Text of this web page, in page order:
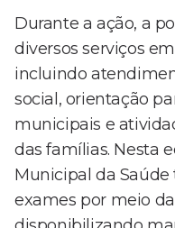
Durante a ação, a
diversos serviços
incluindo
social, orientação
municipais e
das famílias. Nesta
Municipal da
exames por meio